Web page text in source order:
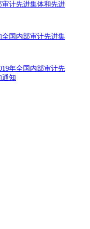
计先进集体和先进
国内部审计先进集
年全国内部审计先
通知